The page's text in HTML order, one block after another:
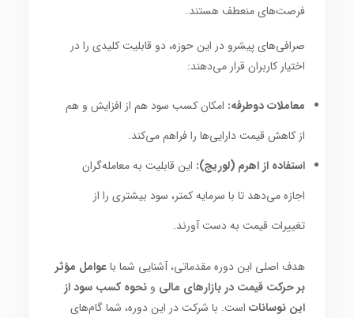
فرصت‌های منعطف هستند.
صرافی‌های پیشرو در این حوزه، دو قابلیت کلیدی را در
اختیار کاربران قرار می‌دهند:
معاملات دوطرفه: امکان کسب سود هم از افزایش و هم
از کاهش قیمت دارایی‌ها را فراهم می‌کند.
استفاده از اهرم (لوریج): این قابلیت به معامله‌گران
اجازه می‌دهد تا با سرمایه کمتر، سود بیشتری را از
تغییرات قیمت به دست آورند.
هدف اصلی این دوره مقدماتی، آشنایی شما باعوامل مؤثر
بر حرکت قیمت در بازارهای مالی ونحوه کسب سود از
این نوسانات است. با شرکت در این دوره، شما گام‌های